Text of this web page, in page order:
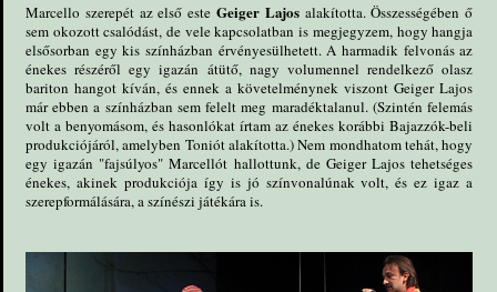
Marcello szerepét az első este Geiger Lajosalakította. Összességében ő
sem okozott csalódást, de vele kapcsolatban is megjegyzem, hogy hangja
elsősorban egy kis színházban érvényesülhetett. A harmadik felvonás az
énekes részéről egy igazán átütő, nagy volumennel rendelkező olasz
bariton hangot kíván, és ennek a követelménynek viszont Geiger Lajos
már ebben a színházban sem felelt meg maradéktalanul. (Szintén felemás
volt a benyomásom, és hasonlókat írtam az énekes korábbi Bajazzók-beli
produkciójáról, amelyben Toniót alakította.) Nem mondhatom tehát, hogy
egy igazán "fajsúlyos" Marcellót hallottunk, de Geiger Lajos tehetséges
énekes, akinek produkciója így is jó színvonalúnak volt, és ez igaz a
szerepformálására, a színészi játékára is.